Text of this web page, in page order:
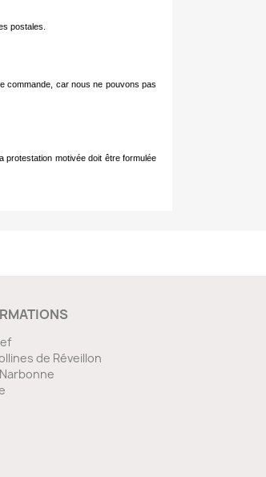
postales.
commande, car nous ne pouvons pas
protestation motivée doit être formulée
de Réveillon
Narbonne